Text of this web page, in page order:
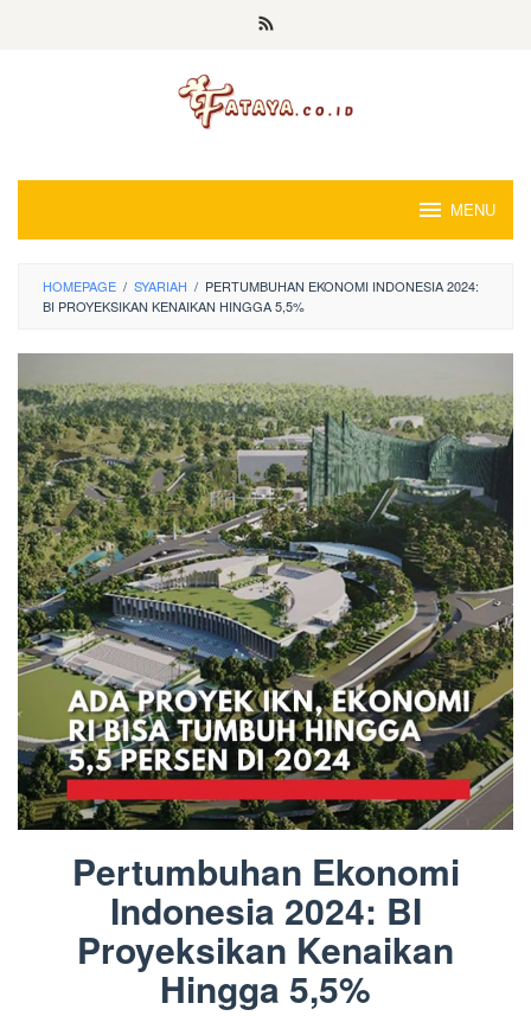
MENU
HOMEPAGE / SYARIAH / PERTUMBUHAN EKONOMI INDONESIA 2024:
BI PROYEKSIKAN KENAIKAN HINGGA 5,5%
Pertumbuhan Ekonomi
Indonesia 2024: BI
Proyeksikan Kenaikan
Hingga 5,5%